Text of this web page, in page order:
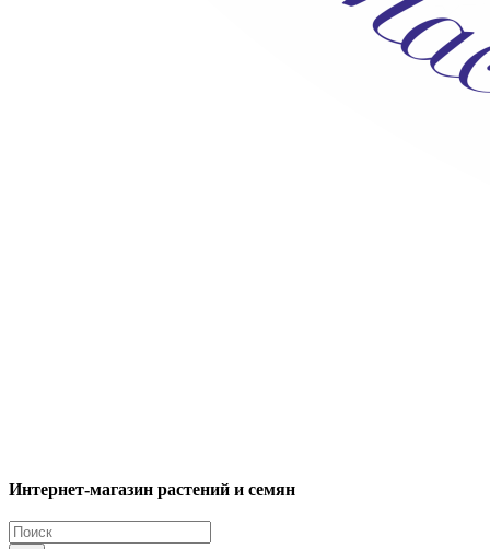
Интернет-магазин растений и семян